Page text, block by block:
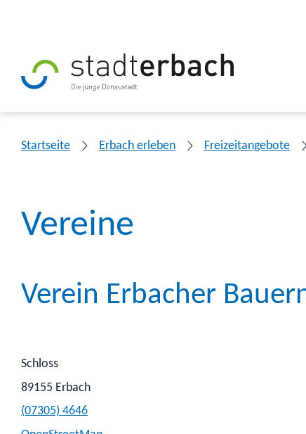
Startseite Erbach erleben Freizeitangebote
Vereine
Verein Erbacher
Schloss
89155 Erbach
(07305) 4646